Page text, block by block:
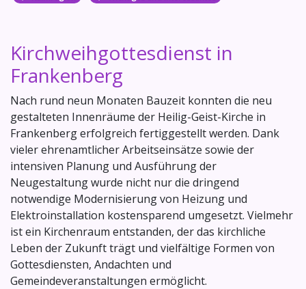
Kirchweihgottesdienst in
Frankenberg
Nach rund neun Monaten Bauzeit konnten die neu
gestalteten Innenräume der Heilig-Geist-Kirche in
Frankenberg erfolgreich fertiggestellt werden. Dank
vieler ehrenamtlicher Arbeitseinsätze sowie der
intensiven Planung und Ausführung der
Neugestaltung wurde nicht nur die dringend
notwendige Modernisierung von Heizung und
Elektroinstallation kostensparend umgesetzt. Vielmehr
ist ein Kirchenraum entstanden, der das kirchliche
Leben der Zukunft trägt und vielfältige Formen von
Gottesdiensten, Andachten und
Gemeindeveranstaltungen ermöglicht.